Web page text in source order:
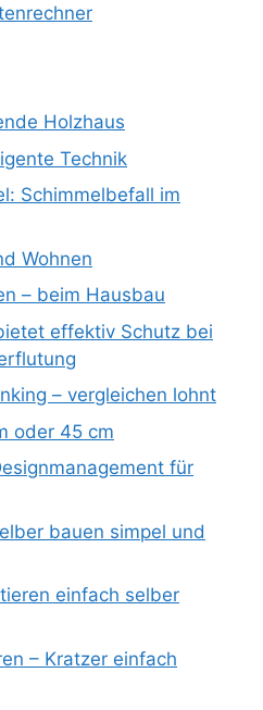
Holzhaus
Technik
Schimmelbefall im
Wohnen
– beim Hausbau
effektiv Schutz bei
– vergleichen lohnt
oder 45 cm
für
bauen simpel und
einfach selber
– Kratzer einfach